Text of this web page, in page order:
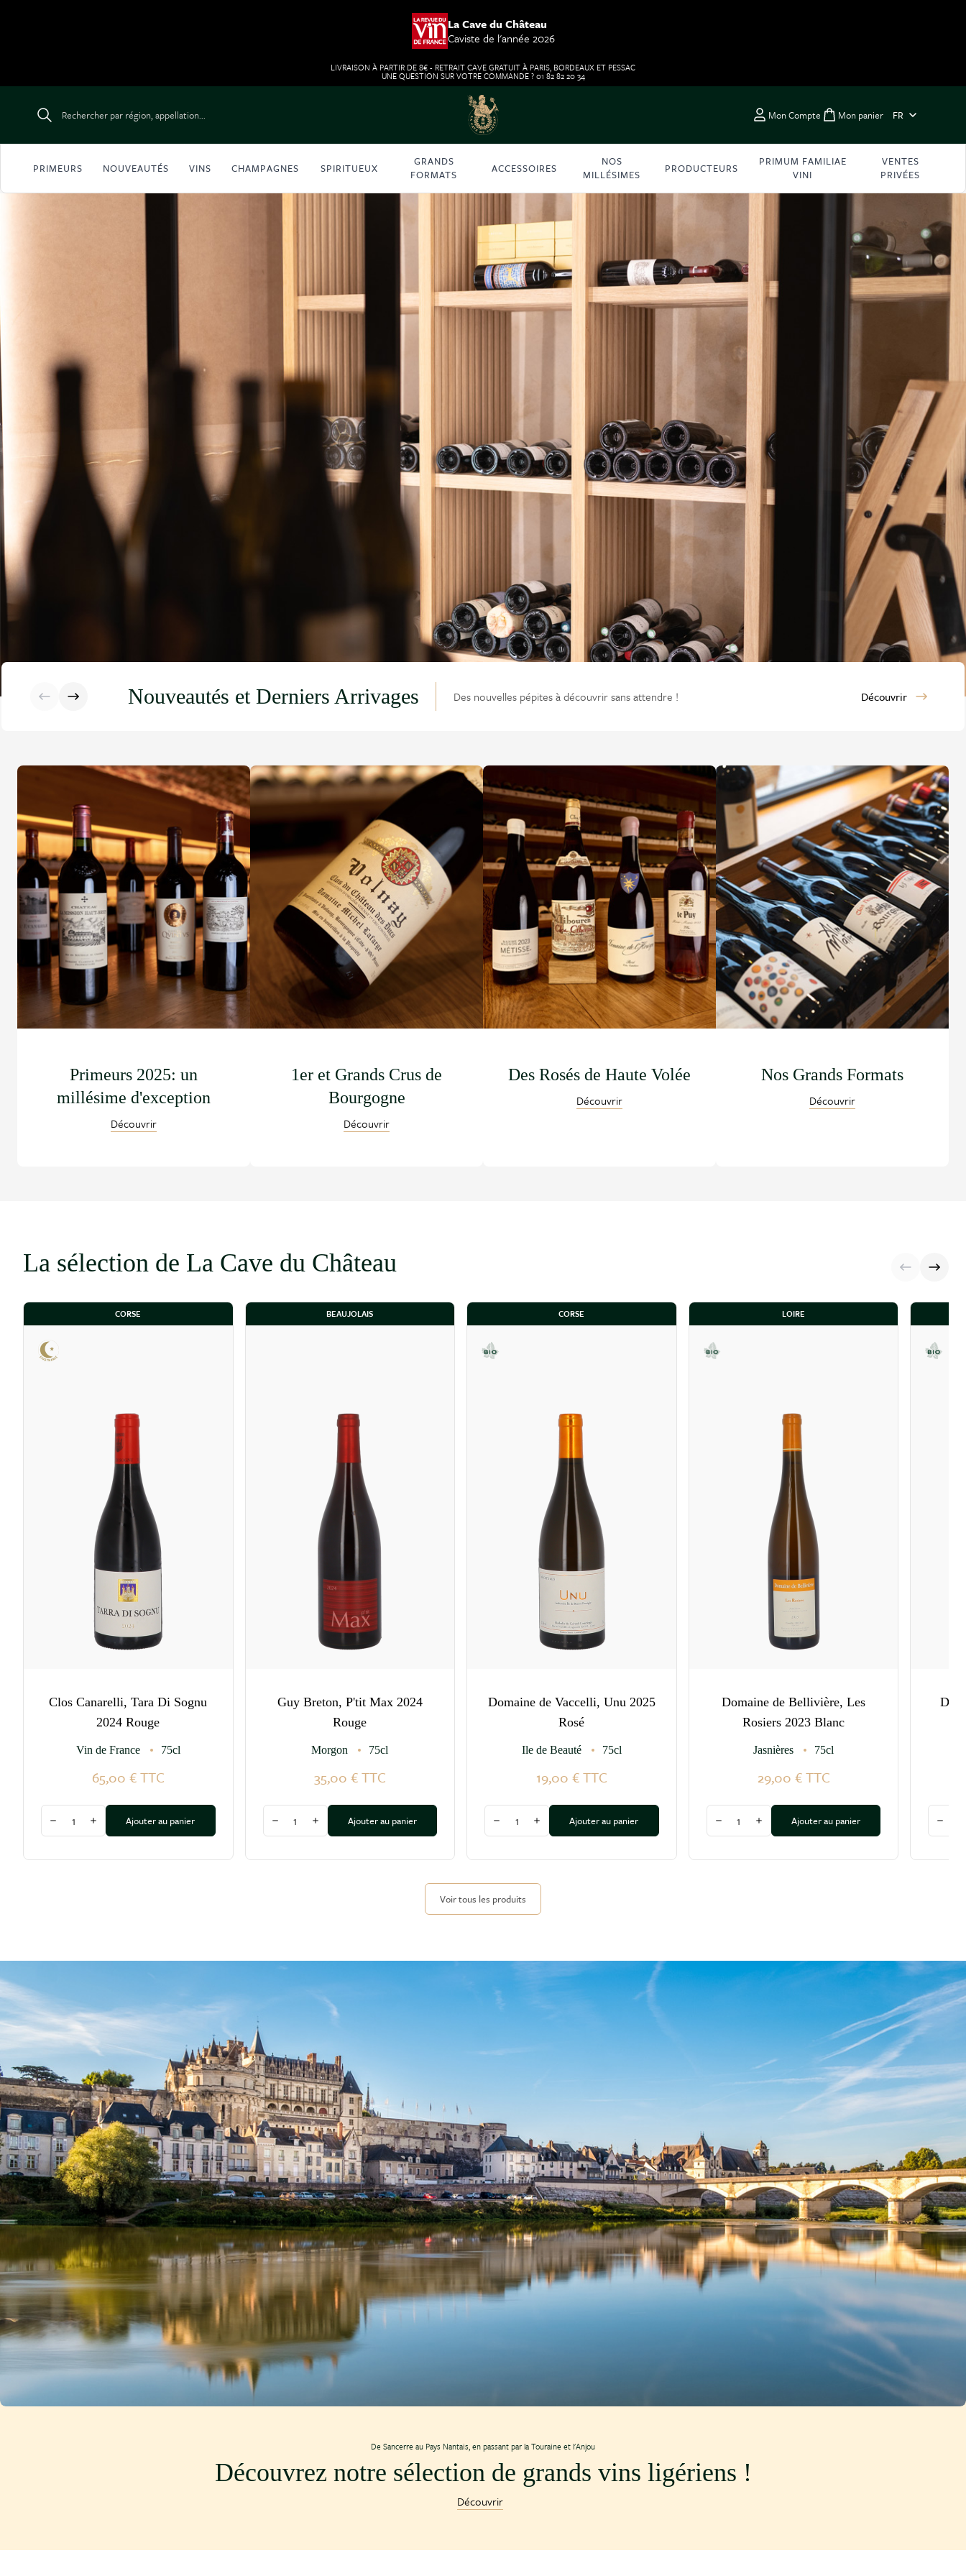
La Cave du Château
Caviste de l'année 2026
LIVRAISON À PARTIR DE 8€ - RETRAIT CAVE GRATUIT À PARIS, BORDEAUX ET PESSAC
UNE QUESTION SUR VOTRE COMMANDE ? 01 82 82 20 34
Rechercher par région, appellation... Mon Compte Toggle minicart,
Mon panier FR
PRIMEURS NOUVEAUTÉS VINS CHAMPAGNES SPIRITUEUX
GRANDS
FORMATS
ACCESSOIRES
NOS
MILLÉSIMES
PRODUCTEURS
PRIMUM FAMILIAE
VINI
VENTES
PRIVÉES
Nouveautés et Derniers Arrivages Des nouvelles pépites à découvrir sans attendre ! Découvrir
Primeurs 2025: un
millésime d'exception
Découvrir
1er et Grands Crus de
Bourgogne
Découvrir
Des Rosés de Haute Volée
Découvrir
Nos Grands Formats
Découvrir
La sélection de La Cave du Château
CORSE
Clos Canarelli, Tara Di Sognu
2024 Rouge
Vin de France 75cl
65,00 €TTC
Diminuer la quantité
Augmenter la quantité
Ajouter au panier
BEAUJOLAIS
Guy Breton, P'tit Max 2024
Rouge
Morgon 75cl
35,00 €TTC
Diminuer la quantité
Augmenter la quantité
Ajouter au panier
CORSE
Domaine de Vaccelli, Unu 2025
Rosé
Ile de Beauté 75cl
19,00 €TTC
Diminuer la quantité
Augmenter la quantité
Ajouter au panier
LOIRE
Domaine de Bellivière, Les
Rosiers 2023 Blanc
Jasnières 75cl
29,00 € TTC
Diminuer la quantité
Augmenter la quantité
Ajouter au panier
Voir tous les produits
De Sancerre au Pays Nantais, en passant par la Touraine et l'Anjou
Découvrez notre sélection de grands vins ligériens !
Découvrir